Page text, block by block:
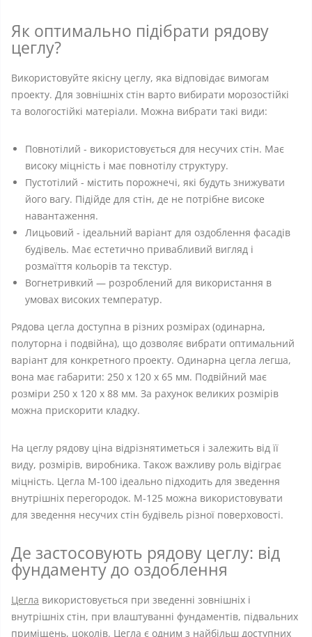
Як оптимально підібрати рядову
цеглу?
Використовуйте якісну цеглу, яка відповідає вимогам
проекту. Для зовнішніх стін варто вибирати морозостійкі
та вологостійкі матеріали. Можна вибрати такі види:
Повнотілий - використовується для несучих стін. Має
високу міцність і має повнотілу структуру.
Пустотілий - містить порожнечі, які будуть знижувати
його вагу. Підійде для стін, де не потрібне високе
навантаження.
Лицьовий - ідеальний варіант для оздоблення фасадів
будівель. Має естетично привабливий вигляд і
розмаїття кольорів та текстур.
Вогнетривкий — розроблений для використання в
умовах високих температур.
Рядова цегла доступна в різних розмірах (одинарна,
полуторна і подвійна), що дозволяє вибрати оптимальний
варіант для конкретного проекту. Одинарна цегла легша,
вона має габарити: 250 х 120 х 65 мм. Подвійний має
розміри 250 х 120 х 88 мм. За рахунок великих розмірів
можна прискорити кладку.
На цеглу рядову ціна відрізнятиметься і залежить від її
виду, розмірів, виробника. Також важливу роль відіграє
міцність. Цегла М-100 ідеально підходить для зведення
внутрішніх перегородок. М-125 можна використовувати
для зведення несучих стін будівель різної поверховості.
Де застосовують рядову цеглу: від
фундаменту до оздоблення
Цегла використовується при зведенні зовнішніх і
внутрішніх стін, при влаштуванні фундаментів, підвальних
приміщень, цоколів. Цегла є одним з найбільш доступних